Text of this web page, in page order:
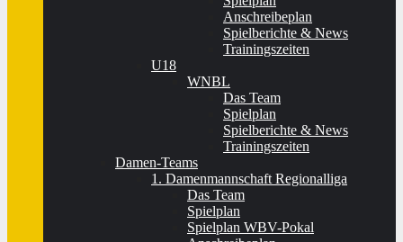
Anschreibeplan
Spielberichte & News
Trainingszeiten
U18
WNBL
Das Team
Spielplan
Spielberichte & News
Trainingszeiten
Damen-Teams
1. Damenmannschaft Regionalliga
Das Team
Spielplan
Spielplan WBV-Pokal